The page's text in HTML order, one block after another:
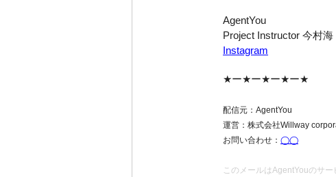
AgentYou
Project Instructor 今村海
Instagram
★ー★ー★ー★ー★
配信元： AgentYou
運営：株式会社Willway
お問い合わせ： ◯◯
このメールはAgentYouのサ